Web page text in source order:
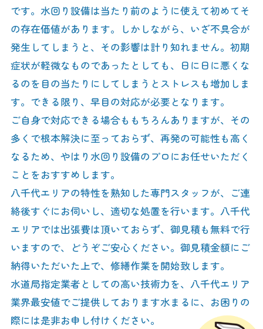
です。水回り設備は当たり前のように使えて初めてそ
の存在価値があります。しかしながら、いざ不具合が
発生してしまうと、その影響は計り知れません。初期
症状が軽微なものであったとしても、日に日に悪くな
るのを目の当たりにしてしまうとストレスも増加しま
す。できる限り、早目の対応が必要となります。
ご自身で対応できる場合ももちろんありますが、その
多くで根本解決に至っておらず、再発の可能性も高く
なるため、やはり水回り設備のプロにお任せいただく
ことをおすすめします。
八千代エリアの特性を熟知した専門スタッフが、ご連
絡後すぐにお伺いし、適切な処置を行います。八千代
エリアでは出張費は頂いておらず、御見積も無料で行
いますので、どうぞご安心ください。御見積金額にご
納得いただいた上で、修繕作業を開始致します。
水道局指定業者としての高い技術力を、八千代エリア
業界最安値でご提供しております水まるに、お困りの
際には是非お申し付けください。